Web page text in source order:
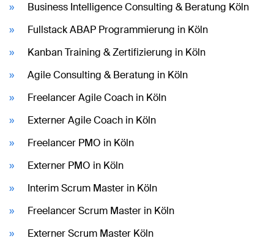
Business Intelligence Consulting & Beratung Köln
Fullstack ABAP Programmierung in Köln
Kanban Training & Zertifizierung in Köln
Agile Consulting & Beratung in Köln
Freelancer Agile Coach in Köln
Externer Agile Coach in Köln
Freelancer PMO in Köln
Externer PMO in Köln
Interim Scrum Master in Köln
Freelancer Scrum Master in Köln
Externer Scrum Master Köln